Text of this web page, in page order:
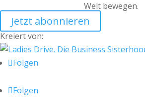
Welt bewegen.
Jetzt abonnieren
Kreiert von:
Folgen
Folgen